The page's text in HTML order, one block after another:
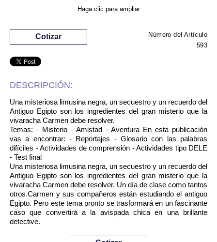
Haga clic para ampliar
Número del Artículo
593
Cotizar
DESCRIPCIÓN:
Una misteriosa limusina negra, un secuestro y un recuerdo del
Antiguo Egipto son los ingredientes del gran misterio que la
vivaracha Carmen debe resolver.
Temas: - Misterio - Amistad - Aventura En esta publicación
vas a encontrar: - Reportajes - Glosario con las palabras
difíciles - Actividades de comprensión - Actividades tipo DELE
- Test final
Una misteriosa limusina negra, un secuestro y un recuerdo del
Antiguo Egipto son los ingredientes del gran misterio que la
vivaracha Carmen debe resolver. Un día de clase como tantos
otros.Carmen y sus compañeros están estudiando el antiguo
Egipto. Pero este tema pronto se trasformará en un fascinante
caso que convertirá a la avispada chica en una brillante
detective.